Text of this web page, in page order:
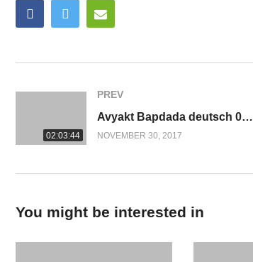
02:03:44
PREV
Avyakt Bapdada deutsch 05.12.2017
NOVEMBER 30, 2017
You might be interested in